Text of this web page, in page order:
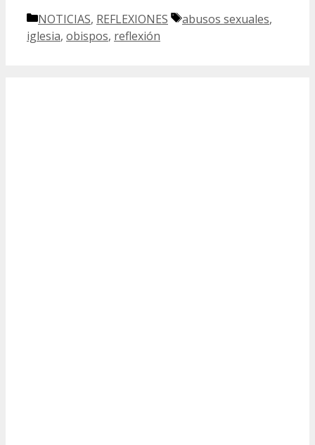
Categorías
NOTICIAS, REFLEXIONES Etiquetas
abusos sexuales,
iglesia, obispos, reflexión